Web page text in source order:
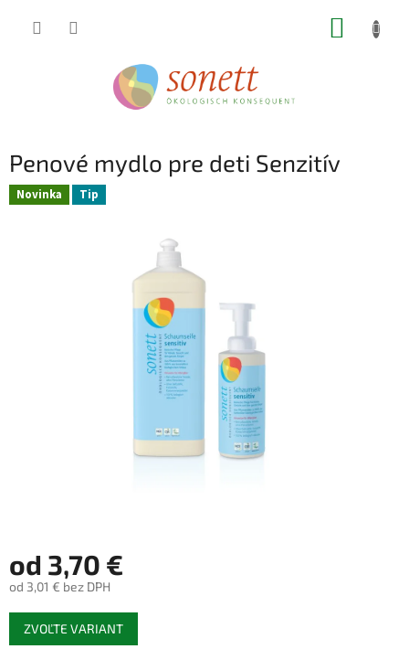
Penové mydlo pre deti Senzitív
Novinka Tip
od 3,70 €
od 3,01 € bez DPH
Jednotková
cena:
ZVOĽTE VARIANT